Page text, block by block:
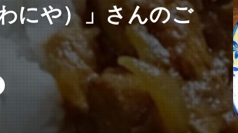
にや）」さんのご